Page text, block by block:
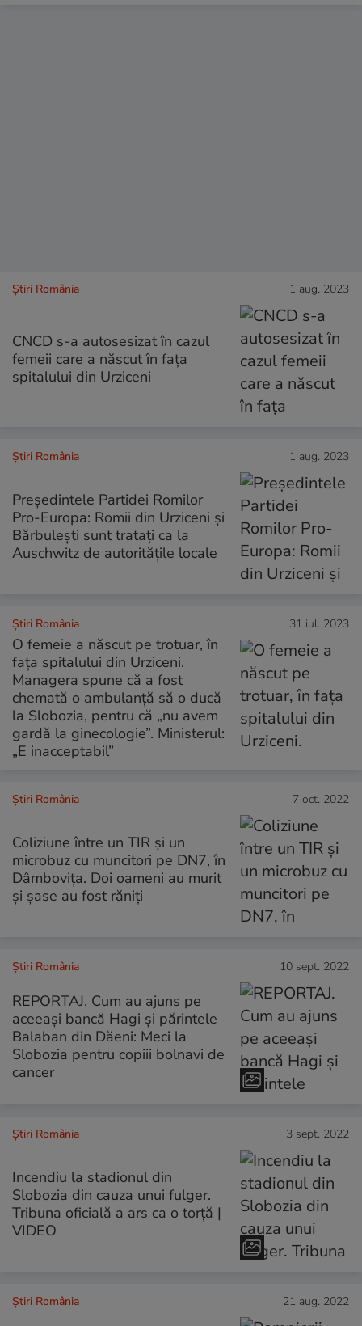
Știri România 1 aug. 2023
CNCD s-a autosesizat în cazul
femeii care a născut în faţa
spitalului din Urziceni
Știri România 1 aug. 2023
Preşedintele Partidei Romilor
Pro-Europa: Romii din Urziceni și
Bărbulești sunt tratați ca la
Auschwitz de autorităţile locale
Știri România 31 iul. 2023
O femeie a născut pe trotuar, în
fața spitalului din Urziceni.
Managera spune că a fost
chemată o ambulanță să o ducă
la Slobozia, pentru că „nu avem
gardă la ginecologie”. Ministerul:
„E inacceptabil”
Știri România 7 oct. 2022
Coliziune între un TIR și un
microbuz cu muncitori pe DN7, în
Dâmbovița. Doi oameni au murit
și șase au fost răniți
Știri România 10 sept. 2022
REPORTAJ. Cum au ajuns pe
aceeaşi bancă Hagi şi părintele
Balaban din Dăeni: Meci la
Slobozia pentru copiii bolnavi de
cancer
Știri România 3 sept. 2022
Incendiu la stadionul din
Slobozia din cauza unui fulger.
Tribuna oficială a ars ca o torță |
VIDEO
Știri România 21 aug. 2022